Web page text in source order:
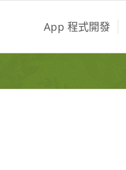
App 程式開發